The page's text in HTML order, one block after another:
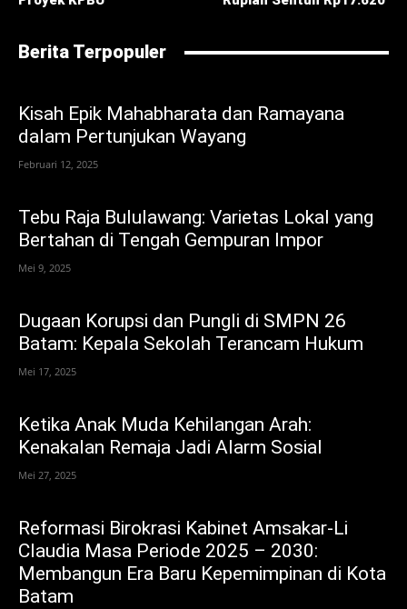
Berita Terpopuler
Kisah Epik Mahabharata dan Ramayana
dalam Pertunjukan Wayang
Februari 12, 2025
Tebu Raja Bululawang: Varietas Lokal yang
Bertahan di Tengah Gempuran Impor
Mei 9, 2025
Dugaan Korupsi dan Pungli di SMPN 26
Batam: Kepala Sekolah Terancam Hukum
Mei 17, 2025
Ketika Anak Muda Kehilangan Arah:
Kenakalan Remaja Jadi Alarm Sosial
Mei 27, 2025
Reformasi Birokrasi Kabinet Amsakar-Li
Claudia Masa Periode 2025 – 2030:
Membangun Era Baru Kepemimpinan di Kota
Batam